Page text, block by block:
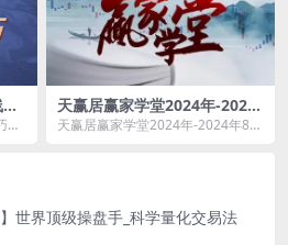
战
天赢居赢家学堂2024年-2024
年8月交易实战特训营 78集视
天赢居赢家学堂2024年-2024年8月
】世界顶级操盘手_科学量化交易法